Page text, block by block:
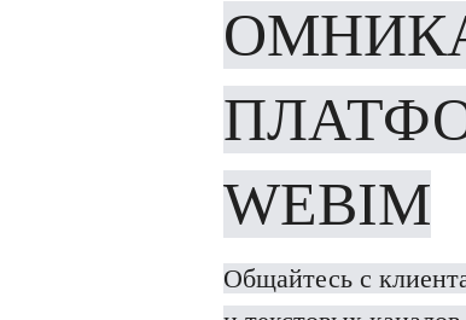
WEBIM
Общайтесь с